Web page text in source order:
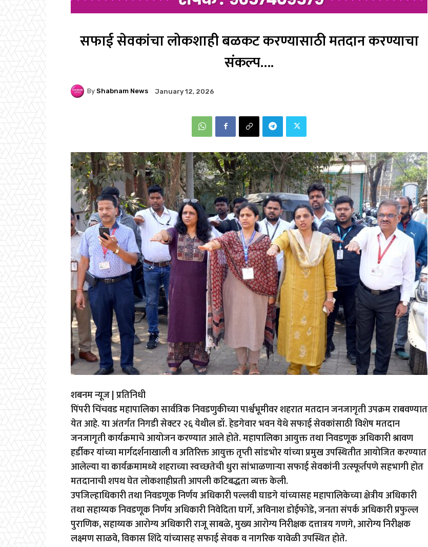
सफाई सेवकांचा लोकशाही बळकट करण्यासाठी मतदान करण्याचा
संकल्प….
By Shabnam News January 12, 2026
शबनम न्यूज | प्रतिनिधी
पिंपरी चिंचवड महापालिका सार्वत्रिक निवडणुकीच्या पार्श्वभूमीवर शहरात मतदान जनजागृती उपक्रम राबवण्यात
येत आहे. या अंतर्गत निगडी सेक्टर २६ येथील डॉ. हेडगेवार भवन येथे सफाई सेवकांसाठी विशेष मतदान
जनजागृती कार्यक्रमाचे आयोजन करण्यात आले होते. महापालिका आयुक्त तथा निवडणूक अधिकारी श्रावण
हर्डीकर यांच्या मार्गदर्शनाखाली व अतिरिक्त आयुक्त तृप्ती सांडभोर यांच्या प्रमुख उपस्थितीत आयोजित करण्यात
आलेल्या या कार्यक्रमामध्ये शहराच्या स्वच्छतेची धुरा सांभाळणाऱ्या सफाई सेवकांनी उत्स्फूर्तपणे सहभागी होत
मतदानाची शपथ घेत लोकशाहीप्रती आपली कटिबद्धता व्यक्त केली.
उपजिल्हाधिकारी तथा निवडणूक निर्णय अधिकारी पल्लवी घाडगे यांच्यासह महापालिकेच्या क्षेत्रीय अधिकारी
तथा सहाय्यक निवडणूक निर्णय अधिकारी निवेदिता घार्गे, अविनाश डोईफोडे, जनता संपर्क अधिकारी प्रफुल्ल
पुराणिक, सहाय्यक आरोग्य अधिकारी राजू साबळे, मुख्य आरोग्य निरीक्षक दत्तात्रय गणगे, आरोग्य निरीक्षक
लक्ष्मण साळवे, विकास शिंदे यांच्यासह सफाई सेवक व नागरिक यावेळी उपस्थित होते.